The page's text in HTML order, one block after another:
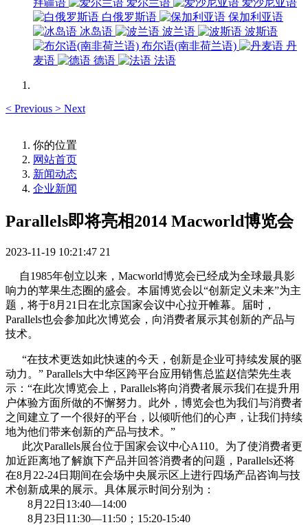
白俄罗斯语
保加利亚语
冰岛语
波兰语
波斯语
布尔语(南非荷兰语)
丹
麦语
德语 法语
< Previous > Next
你的位置
网站首页
新闻动态
企业新闻
Parallels即将亮相2014 Macworld博览会
2023-11-19 10:21:47 21
自1985年创立以来，Macworld博览会已经成为全球最具影
响力的苹果生态圈的盛会。本届博览会以“创新定义未来”为主
题，将于8月21日在北京国家会议中心拉开帷幕。届时，
Parallels也会参加此次博览会，向消费者展示其创新的产品与
技术。
“在技术更迭如此快速的今天，创新是企业可持续发展的驱
动力。” Parallels大中华区跨平台应用销售总监赵信荣先生表
示：“在此次博览会上，Parallels将向消费者展示我们在提升用
户体验方面所做的不懈努力。此外，博览会也为我们与消费者
之间建立了一个很好的平台，以倾听他们的心声，让我们持续
地为他们带来创新的产品与技术。”
此次Parallels展台位于国家会议中心A110。为了使消费者更
加近距离地了解旗下产品并回答消费者的问题，Parallels还将
在8月22-24日期间在会场中央展示区上进行四场产品咨询与技
术创新成果的展示。具体展示时间分别为：
8月22日13:40—14:00
8月23日11:30—11:50；15:20-15:40